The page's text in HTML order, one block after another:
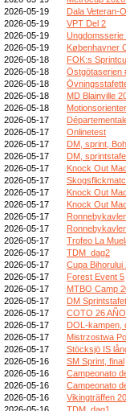
2026-05-19
Dala Veteran-
2026-05-19
VPT Del 2
2026-05-19
2026-05-19
Københavner
2026-05-18
FOK:s
2026-05-18
Östgötaserien
2026-05-18
2026-05-18
MD Blainville
2026-05-18
2026-05-17
2026-05-17
Onlinetest
2026-05-17
DM, sprint,
2026-05-17
DM,
2026-05-17
Knock Out
2026-05-17
2026-05-17
Knock Out
2026-05-17
Knock Out
2026-05-17
2026-05-17
2026-05-17
Trofeo La
2026-05-17
TDM_dag2
2026-05-17
Cupa Bihorului
2026-05-17
Forest Event 5
2026-05-17
MTBO Camp
2026-05-17
DM
2026-05-17
COTO 26
2026-05-17
DOL-kampen,
2026-05-17
Mistrzostwa
2026-05-17
Stöcksjö IS
2026-05-16
SM Sprint, final
2026-05-16
Campeonato
2026-05-16
Campeonato
2026-05-16
Vikingträffen